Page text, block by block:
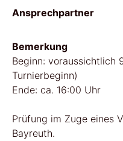
Ansprechpartner
Bemerkung
Beginn: voraussichtlich
Turnierbeginn)
Ende: ca. 16:00 Uhr
Prüfung im Zuge eines
Bayreuth.